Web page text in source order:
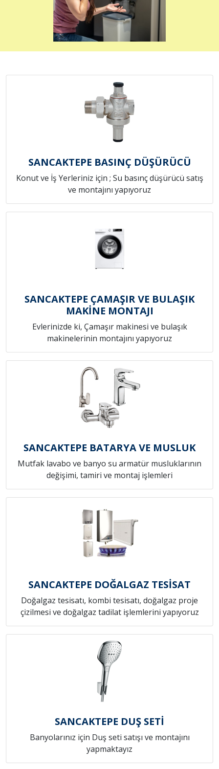
SANCAKTEPE BASINÇ DÜŞÜRÜCÜ
Konut ve İş Yerleriniz için ; Su basınç düşürücü satış
ve montajını yapıyoruz
SANCAKTEPE ÇAMAŞIR VE BULAŞIK
MAKİNE MONTAJI
Evlerinizde ki, Çamaşır makinesi ve bulaşık
makinelerinin montajını yapıyoruz
SANCAKTEPE BATARYA VE MUSLUK
Mutfak lavabo ve banyo su armatür musluklarının
değişimi, tamiri ve montaj işlemleri
SANCAKTEPE DOĞALGAZ TESİSAT
Doğalgaz tesisatı, kombi tesisatı, doğalgaz proje
çizilmesi ve doğalgaz tadilat işlemlerini yapıyoruz
SANCAKTEPE DUŞ SETİ
Banyolarınız için Duş seti satışı ve montajını
yapmaktayız